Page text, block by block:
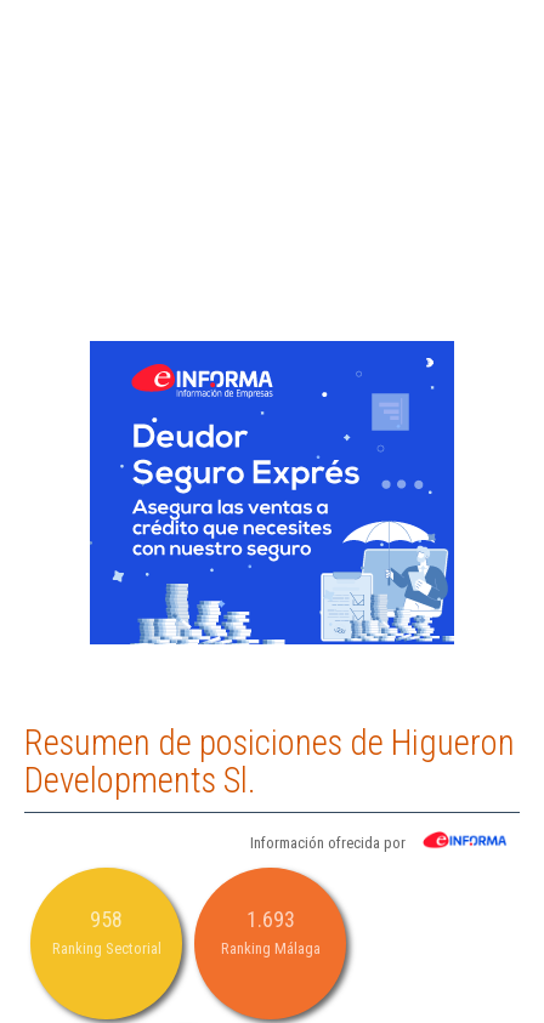
Resumen de posiciones de Higueron
Developments Sl.
Información ofrecida por
958
Ranking Sectorial
1.693
Ranking Málaga